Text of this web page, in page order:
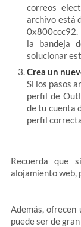
correos
archivo está
0x800ccc92.
la bandeja
solucionar
Crea un
Si los pasos
perfil de
de tu cuenta
perfil
Recuerda que
alojamiento web,
Además,
puede ser de